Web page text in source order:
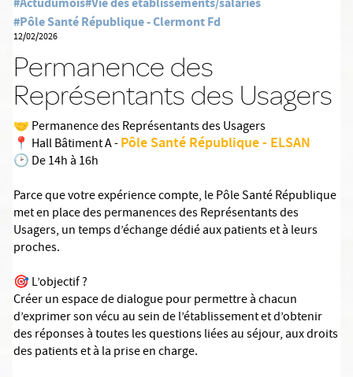
#Pôle Santé République - Clermont Fd
12/02/2026
Permanence des
Représentants des Usagers
🤝 Permanence des Représentants des Usagers
📍 Hall Bâtiment A -Pôle Santé République - ELSAN
🕑 De 14h à 16h
Parce que votre expérience compte, le Pôle Santé République
met en place des permanences des Représentants des
Usagers, un temps d’échange dédié aux patients et à leurs
proches.
🎯 L’objectif ?
Créer un espace de dialogue pour permettre à chacun
d’exprimer son vécu au sein de l’établissement et d’obtenir
des réponses à toutes les questions liées au séjour, aux droits
des patients et à la prise en charge.